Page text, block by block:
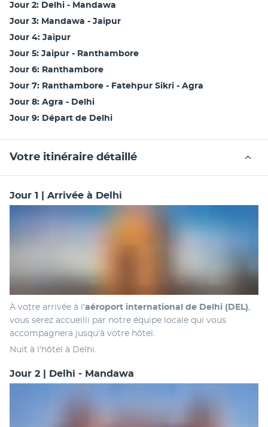
Jour 2: Delhi - Mandawa
Jour 3: Mandawa - Jaipur
Jour 4: Jaipur
Jour 5: Jaipur - Ranthambore
Jour 6: Ranthambore
Jour 7: Ranthambore - Fatehpur Sikri - Agra
Jour 8: Agra - Delhi
Jour 9: Départ de Delhi
Votre itinéraire détaillé
Jour 1 | Arrivée à Delhi
À votre arrivée à l'aéroport international de Delhi (DEL),
vous serez accueilli par notre équipe locale qui vous
accompagnera jusqu'à votre hôtel.
Nuit à l'hôtel à Delhi.
Jour 2 | Delhi - Mandawa